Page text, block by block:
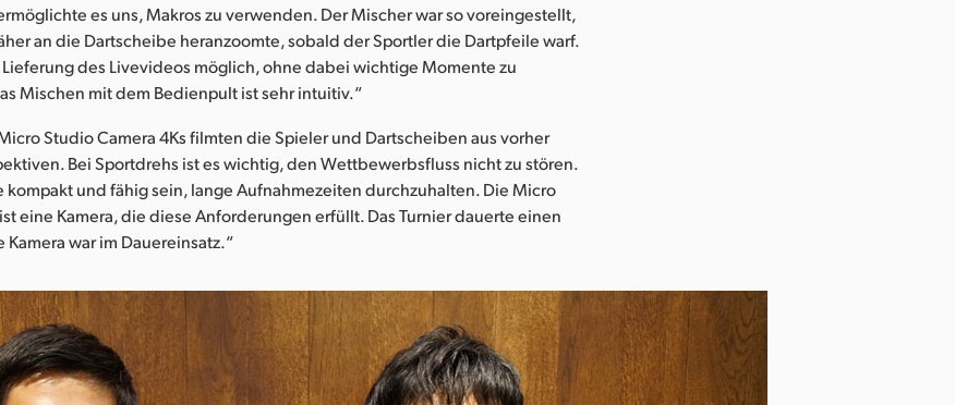
es uns, Makros zu verwenden. Der Mischer war so voreingestellt,
an die Dartscheibe heranzoomte, sobald der Sportler die Dartpfeile warf.
des Livevideos möglich, ohne dabei wichtige Momente zu
Mischen mit dem Bedienpult ist sehr intuitiv.“
Studio Camera 4Ks filmten die Spieler und Dartscheiben aus vorher
Bei Sportdrehs ist es wichtig, den Wettbewerbsfluss nicht zu stören.
kompakt und fähig sein, lange Aufnahmezeiten durchzuhalten. Die Micro
eine Kamera, die diese Anforderungen erfüllt. Das Turnier dauerte einen
Kamera war im Dauereinsatz.“